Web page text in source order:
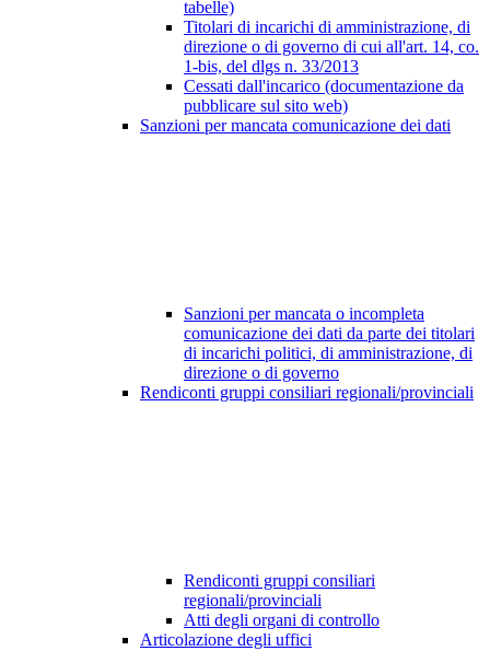
tabelle)
Titolari di incarichi di amministrazione, di
direzione o di governo di cui all'art. 14, co.
1-bis, del dlgs n. 33/2013
Cessati dall'incarico (documentazione da
pubblicare sul sito web)
Sanzioni per mancata comunicazione dei dati
Sanzioni per mancata o incompleta
comunicazione dei dati da parte dei titolari
di incarichi politici, di amministrazione, di
direzione o di governo
Rendiconti gruppi consiliari regionali/provinciali
Rendiconti gruppi consiliari
regionali/provinciali
Atti degli organi di controllo
Articolazione degli uffici